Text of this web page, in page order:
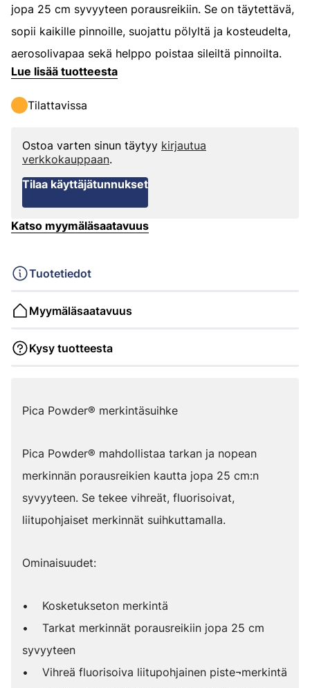
jopa 25 cm syvyyteen porausreikiin. Se on täytettävä,
sopii kaikille pinnoille, suojattu pölyltä ja kosteudelta,
aerosolivapaa sekä helppo poistaa sileiltä pinnoilta.
Lue lisää tuotteesta
Tilattavissa
Ostoa varten sinun täytyy kirjautua
verkkokauppaan.
Tilaa käyttäjätunnukset
Katso myymäläsaatavuus
Tuotetiedot
Myymäläsaatavuus
Kysy tuotteesta
Pica Powder® merkintäsuihke
Pica Powder® mahdollistaa tarkan ja nopean
merkinnän porausreikien kautta jopa 25 cm:n
syvyyteen. Se tekee vihreät, fluorisoivat,
liitupohjaiset merkinnät suihkuttamalla.
Ominaisuudet:
• Kosketukseton merkintä
• Tarkat merkinnät porausreikiin jopa 25 cm
syvyyteen
• Vihreä fluorisoiva liitupohjainen piste¬merkintä